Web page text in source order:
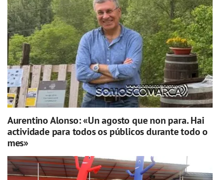
Aurentino Alonso: «Un agosto que non para. Hai
actividade para todos os públicos durante todo o
mes»